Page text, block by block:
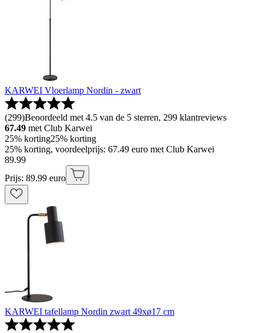
KARWEI Vloerlamp Nordin - zwart
(299)Beoordeeld met 4.5 van de 5 sterren, 299 klantreviews
67.49 met Club Karwei
25% korting25% korting
25% korting, voordeelprijs: 67.49 euro met Club Karwei
89.99
Prijs: 89.99 euro
KARWEI tafellamp Nordin zwart 49xø17 cm